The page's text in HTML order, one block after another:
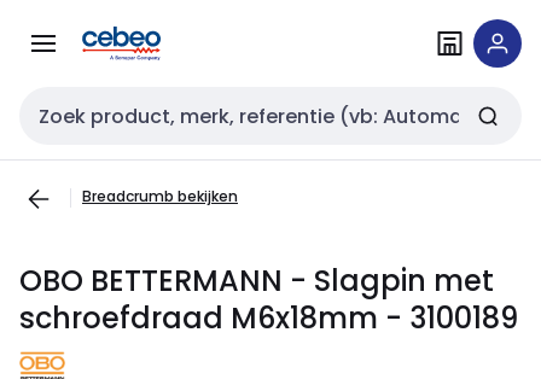
naar
naar
Zoekveld invoer
Breadcrumb bekijken
OBO BETTERMANN - Slagpin met
schroefdraad M6x18mm - 3100189